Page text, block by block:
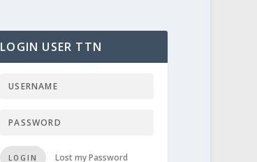
LOGIN USER TTN
LOGIN Lost my Password